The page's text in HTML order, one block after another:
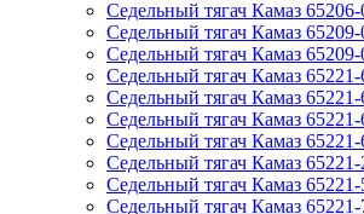
Седельный тягач Камаз
Седельный тягач Камаз
Седельный тягач Камаз
Седельный тягач Камаз
Седельный тягач Камаз
Седельный тягач Камаз
Седельный тягач Камаз
Седельный тягач Камаз
Седельный тягач Камаз
Седельный тягач Камаз